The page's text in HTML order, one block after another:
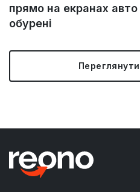
прямо на екранах
обурені